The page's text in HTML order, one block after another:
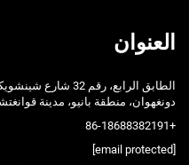
العنوان
الطابق الرابع،
دونغهوان، منطقة بانيو، مدينة
+86-18688382191